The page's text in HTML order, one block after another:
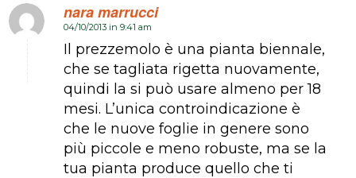
nara marrucci
dice:
04/10/2013 in 9:41 am
Il prezzemolo è una pianta biennale,
che se tagliata rigetta nuovamente,
quindi la si può usare almeno per 18
mesi. L’unica controindicazione è
che le nuove foglie in genere sono
più piccole e meno robuste, ma se la
tua pianta produce quello che ti